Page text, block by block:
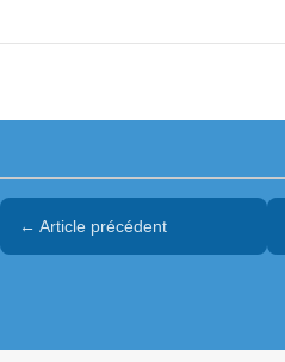
← Article précédent